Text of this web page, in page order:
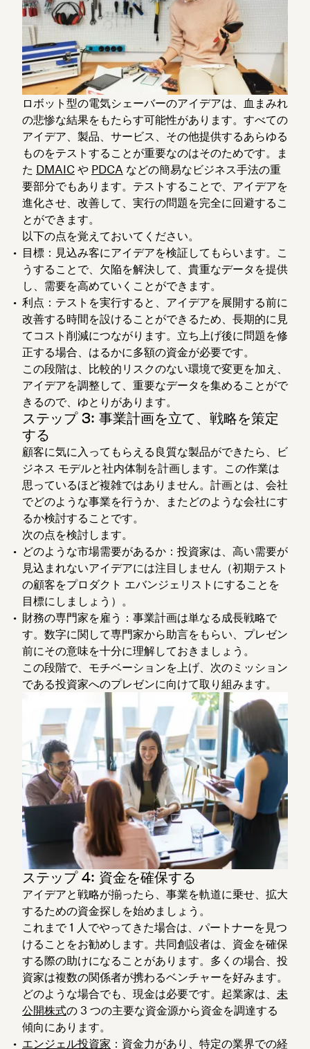
ロボット型の電気シェーバーのアイデアは、血まみれ
の悲惨な結果をもたらす可能性があります。すべての
アイデア、製品、サービス、その他提供するあらゆる
ものをテストすることが重要なのはそのためです。ま
た DMAIC や PDCA などの簡易なビジネス手法の重
要部分でもあります。テストすることで、アイデアを
進化させ、改善して、実行の問題を完全に回避するこ
とができます。
以下の点を覚えておいてください。
目標 ：見込み客にアイデアを検証してもらいます。こ
うすることで、欠陥を解決して、貴重なデータを提供
し、需要を高めていくことができます。
利点 ：テストを実行すると、アイデアを展開する前に
改善する時間を設けることができるため、長期的に見
てコスト削減につながります。立ち上げ後に問題を修
正する場合、はるかに多額の資金が必要です。
この段階は、比較的リスクのない環境で変更を加え、
アイデアを調整して、重要なデータを集めることがで
きるので、ゆとりがあります。
ステップ 3: 事業計画を立て、戦略を策定
する
顧客に気に入ってもらえる良質な製品ができたら、ビ
ジネス モデルと社内体制を計画します。この作業は
思っているほど複雑ではありません。計画とは、会社
でどのような事業を行うか、またどのような会社にす
るか検討することです。
次の点を検討します。
どのような市場需要があるか： 投資家は、高い需要が
見込まれないアイデアには注目しません（初期テスト
の顧客をプロダクト エバンジェリストにすることを
目標にしましょう）。
財務の専門家を雇う ：事業計画は単なる成長戦略で
す。数字に関して専門家から助言をもらい、プレゼン
前にその意味を十分に理解しておきましょう。
この段階で、モチベーションを上げ、次のミッション
である投資家へのプレゼンに向けて取り組みます。
ステップ 4: 資金を確保する
アイデアと戦略が揃ったら、事業を軌道に乗せ、拡大
するための資金探しを始めましょう。
これまで 1 人でやってきた場合は、パートナーを見つ
けることをお勧めします。共同創設者は、資金を確保
する際の助けになることがあります。多くの場合、投
資家は複数の関係者が携わるベンチャーを好みます。
どのような場合でも、現金は必要です。起業家は、 未
公開株式の 3 つの主要な資金源から資金を調達する
傾向にあります。
エンジェル投資家 ：資金力があり、特定の業界での経